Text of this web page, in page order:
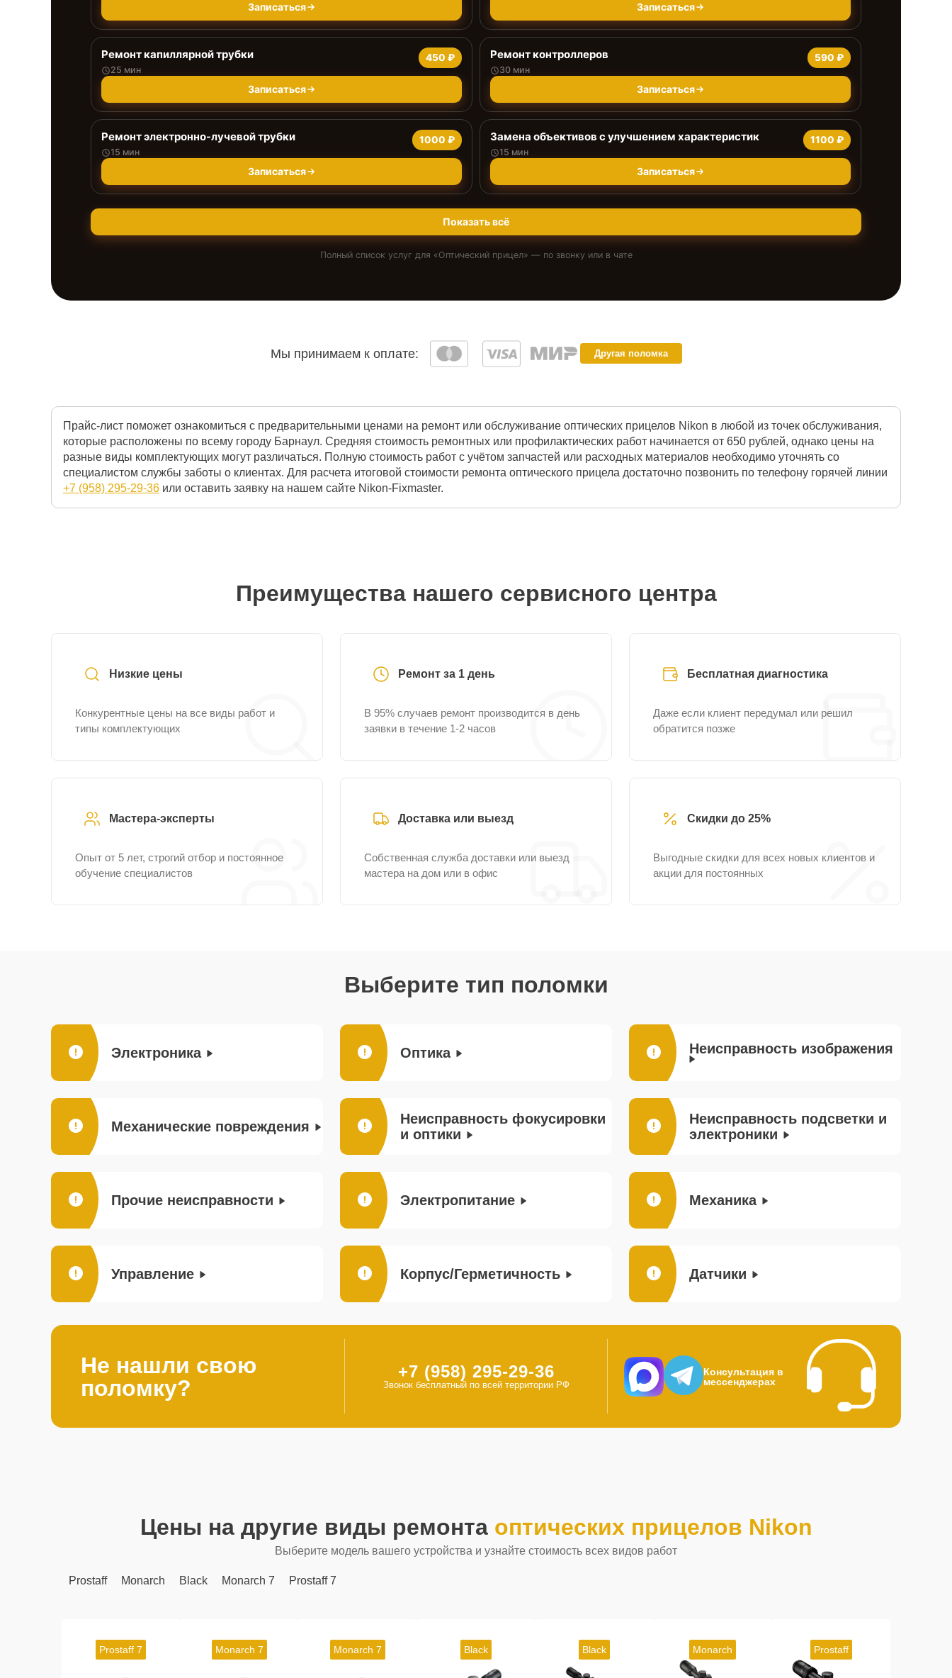
Записаться Записаться
Ремонт капиллярной трубки
25 мин
450 ₽
Записаться
Ремонт контроллеров
30 мин
590 ₽
Записаться
Ремонт электронно-лучевой трубки
15 мин
1000 ₽
Записаться
Замена объективов с улучшением характеристик
15 мин
1100 ₽
Записаться
Показать всё
Полный список услуг для «Оптический прицел» — по звонку или в чате
Мы принимаем к оплате: Другая поломка
Прайс-лист поможет ознакомиться с предварительными ценами на ремонт или обслуживание оптических прицелов Nikon в любой из точек обслуживания,
которые расположены по всему городу Барнаул. Средняя стоимость ремонтных или профилактических работ начинается от 650 рублей, однако цены на
разные виды комплектующих могут различаться. Полную стоимость работ с учётом запчастей или расходных материалов необходимо уточнять со
специалистом службы заботы о клиентах. Для расчета итоговой стоимости ремонта оптического прицела достаточно позвонить по телефону горячей линии
+7 (958) 295-29-36 или оставить заявку на нашем сайте Nikon-Fixmaster.
Преимущества нашего сервисного центра
Низкие цены
Конкурентные цены на все виды работ и
типы комплектующих
Ремонт за 1 день
В 95% случаев ремонт производится в день
заявки в течение 1-2 часов
Бесплатная диагностика
Даже если клиент передумал или решил
обратится позже
Мастера-эксперты
Опыт от 5 лет, строгий отбор и постоянное
обучение специалистов
Доставка или выезд
Собственная служба доставки или выезд
мастера на дом или в офис
Скидки до 25%
Выгодные скидки для всех новых клиентов и
акции для постоянных
Выберите тип поломки
Электроника Оптика Неисправность изображения
Механические повреждения
Неисправность фокусировки
и оптики
Неисправность подсветки и
электроники
Прочие неисправности Электропитание Механика
Управление Корпус/Герметичность Датчики
Не нашли свою
поломку?
+7 (958) 295-29-36
Звонок бесплатный по всей территории РФ
Консультация в
мессенджерах
Цены на другие виды ремонта оптических прицелов Nikon
Выберите модель вашего устройства и узнайте стоимость всех видов работ
Prostaff Monarch Black Monarch 7 Prostaff 7
Prostaff 7 Monarch 7 Monarch 7 Black Black Monarch Prostaff